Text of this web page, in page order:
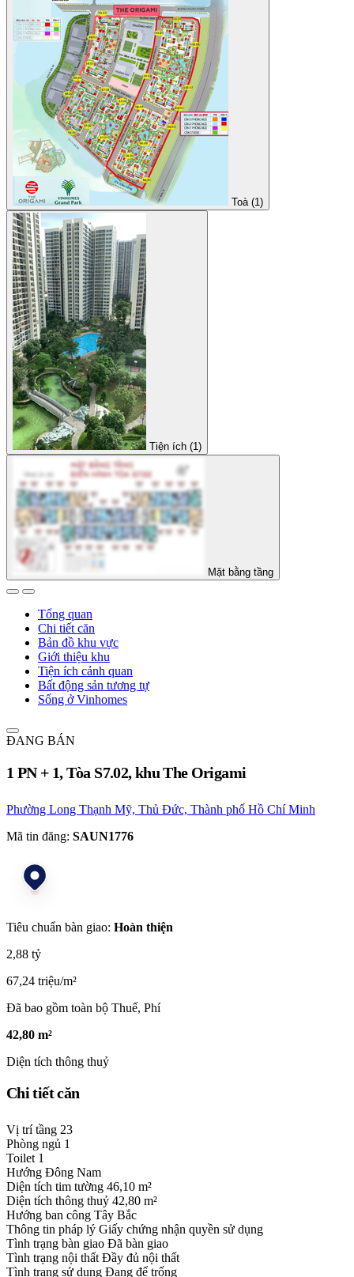
Toà (1)
Tiện ích (1)
Mặt bằng tầng
Tổng quan
Chi tiết căn
Bản đồ khu vực
Giới thiệu khu
Tiện ích cảnh quan
Bất động sản tương tự
Sống ở Vinhomes
ĐANG BÁN
1 PN + 1, Tòa S7.02, khu The Origami
Phường Long Thạnh Mỹ, Thủ Đức, Thành phố Hồ Chí Minh
Mã tin đăng: SAUN1776
Tiêu chuẩn bàn giao: Hoàn thiện
2,88 tỷ
67,24 triệu/m²
Đã bao gồm toàn bộ Thuế, Phí
42,80 m²
Diện tích thông thuỷ
Chi tiết căn
Vị trí tầng 23
Phòng ngủ 1
Toilet 1
Hướng Đông Nam
Diện tích tim tường 46,10 m²
Diện tích thông thuỷ 42,80 m²
Hướng ban công Tây Bắc
Thông tin pháp lý Giấy chứng nhận quyền sử dụng
Tình trạng bàn giao Đã bàn giao
Tình trạng nội thất Đầy đủ nội thất
Tình trạng sử dụng Đang để trống